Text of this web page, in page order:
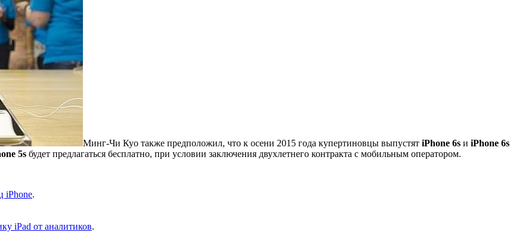
Минг-Чи Куо также предположил, что к осени 2015 года купертиновцы выпустят iРhone 6s и iPhone 6s
5s будет предлагаться бесплатно, при условии заключения двухлетнего контракта с мобильным оператором.
iPhone.
iPad от аналитиков.